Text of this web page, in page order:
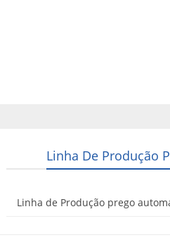
Linha De Produção
Linha de Produção prego